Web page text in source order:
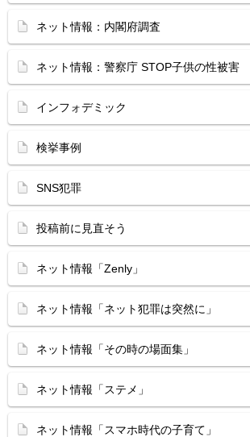
ネット情報：内閣府調査
ネット情報：警察庁 STOP子供の性被害
インフォデミック
検挙事例
SNS犯罪
投稿前に見直そう
ネット情報「Zenly」
ネット情報「ネット犯罪は突然に」
ネット情報「その時の場面集」
ネット情報「ステメ」
ネット情報「スマホ時代の子育て」